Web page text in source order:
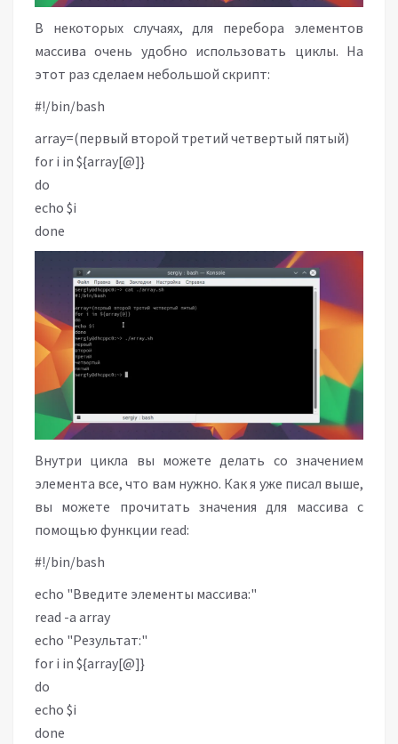
В некоторых случаях, для перебора элементов
массива очень удобно использовать циклы. На
этот раз сделаем небольшой скрипт:
#!/bin/bash
array=(первый второй третий четвертый пятый)
for i in ${array[@]}
do
echo $i
done
Внутри цикла вы можете делать со значением
элемента все, что вам нужно. Как я уже писал выше,
вы можете прочитать значения для массива с
помощью функции read:
#!/bin/bash
echo "Введите элементы массива:"
read -a array
echo "Результат:"
for i in ${array[@]}
do
echo $i
done